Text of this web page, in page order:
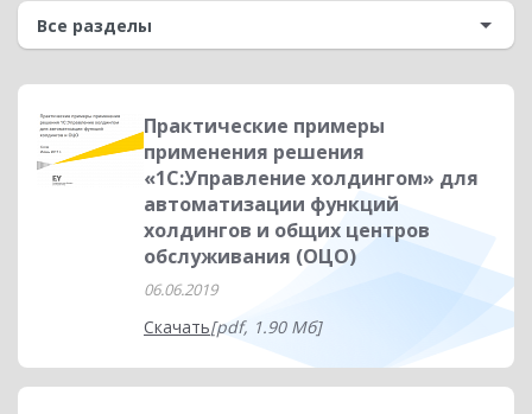
Практические примеры
применения решения
«1С:Управление холдингом» для
автоматизации функций
холдингов и общих центров
обслуживания (ОЦО)
06.06.2019
Скачать[pdf, 1.90 Мб]